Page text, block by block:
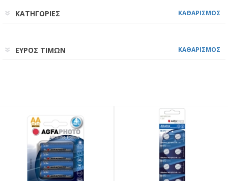
ΚΑΤΗΓΟΡΙΕΣ ΚΑΘΑΡΙΣΜΟΣ
ΕΥΡΟΣ ΤΙΜΩΝ ΚΑΘΑΡΙΣΜΟΣ